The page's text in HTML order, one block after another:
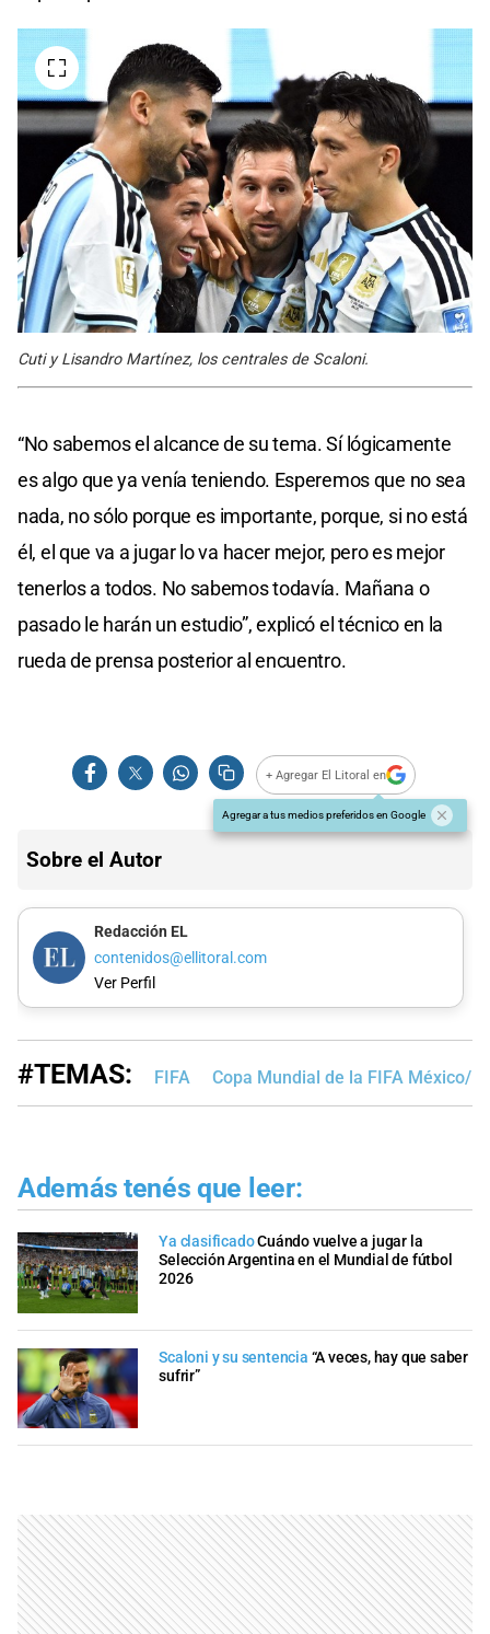
Cuti y Lisandro Martínez, los centrales de Scaloni.
“No sabemos el alcance de su tema. Sí lógicamente
es algo que ya venía teniendo. Esperemos que no sea
nada, no sólo porque es importante, porque, si no está
él, el que va a jugar lo va hacer mejor, pero es mejor
tenerlos a todos. No sabemos todavía. Mañana o
pasado le harán un estudio”, explicó el técnico en la
rueda de prensa posterior al encuentro.
+ Agregar El Litoral en
Agregar a tus medios preferidos en Google
Sobre el Autor
Redacción EL
contenidos@ellitoral.com
Ver Perfil
#TEMAS: FIFA Copa Mundial de la FIFA México/
Además tenés que leer:
Ya clasificadoCuándo vuelve a jugar la
Selección Argentina en el Mundial de fútbol
2026
Scaloni y su sentencia “A veces, hay que saber
sufrir”